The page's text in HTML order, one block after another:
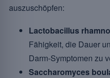
auszuschöpfen:
Lactobacillus
Fähigkeit, die Dauer
Darm-Symptomen zu
Saccharomyces